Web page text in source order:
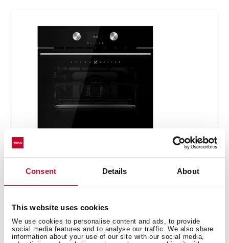
Consent Details About
This website uses cookies
We use cookies to personalise content and ads, to provide
social media features and to analyse our traffic. We also share
information about your use of our site with our social media,
Instructions d'installation
Manuels
Conseils de cuisine